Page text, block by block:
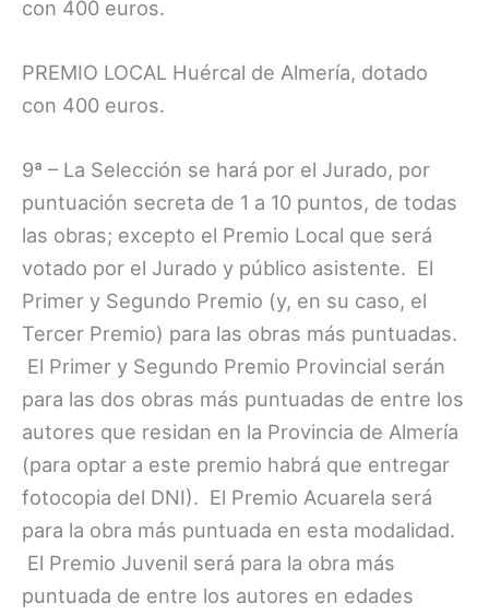
con 400 euros.
PREMIO LOCAL Huércal de Almería, dotado
con 400 euros.
9ª – La Selección se hará por el Jurado, por
puntuación secreta de 1 a 10 puntos, de todas
las obras; excepto el Premio Local que será
votado por el Jurado y público asistente. El
Primer y Segundo Premio (y, en su caso, el
Tercer Premio) para las obras más puntuadas.
El Primer y Segundo Premio Provincial serán
para las dos obras más puntuadas de entre los
autores que residan en la Provincia de Almería
(para optar a este premio habrá que entregar
fotocopia del DNI). El Premio Acuarela será
para la obra más puntuada en esta modalidad.
El Premio Juvenil será para la obra más
puntuada de entre los autores en edades